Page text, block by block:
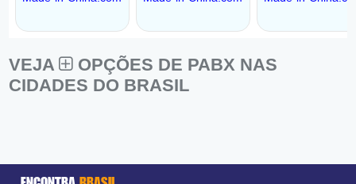
VEJA
OPÇÕES DE PABX NAS
CIDADES DO BRASIL